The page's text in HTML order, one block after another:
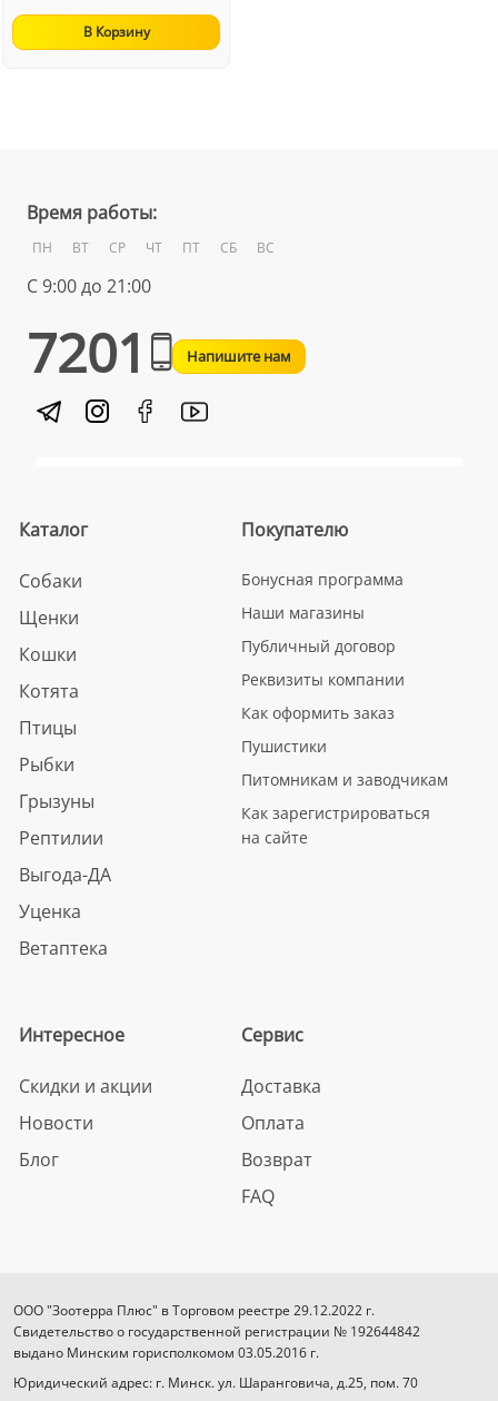
В Корзину
Время работы:
ПН ВТ СР ЧТ ПТ СБ ВС
С 9:00 до 21:00
7201 Напишите нам
Каталог
Собаки
Щенки
Кошки
Котята
Птицы
Рыбки
Грызуны
Рептилии
Выгода-ДА
Уценка
Ветаптека
Покупателю
Бонусная программа
Наши магазины
Публичный договор
Реквизиты компании
Как оформить заказ
Пушистики
Питомникам и заводчикам
Как зарегистрироваться
на сайте
Интересное
Скидки и акции
Новости
Блог
Сервис
Доставка
Оплата
Возврат
FAQ
ООО "Зоотерра Плюс" в Торговом реестре 29.12.2022 г.
Свидетельство о государственной регистрации № 192644842
выдано Минским горисполкомом 03.05.2016 г.
Юридический адрес: г. Минск. ул. Шаранговича, д.25, пом. 70